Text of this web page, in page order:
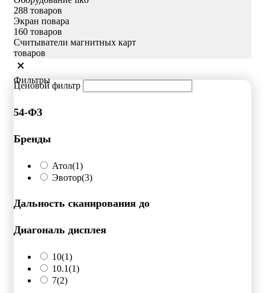
288 товаров
Экран повара
160 товаров
Считыватели магнитных карт
товаров
Фильтры
Ценовой фильтр
54-ФЗ
Бренды
Атол(1)
Эвотор(3)
Дальность сканирования до
Диагональ дисплея
10(1)
10.1(1)
7(2)